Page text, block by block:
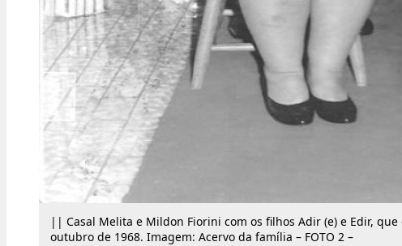
|| Casal Melita e Mildon Fiorini com os filhos Adir (e) e Edir,
outubro de 1968. Imagem: Acervo da família – FOTO 2 –